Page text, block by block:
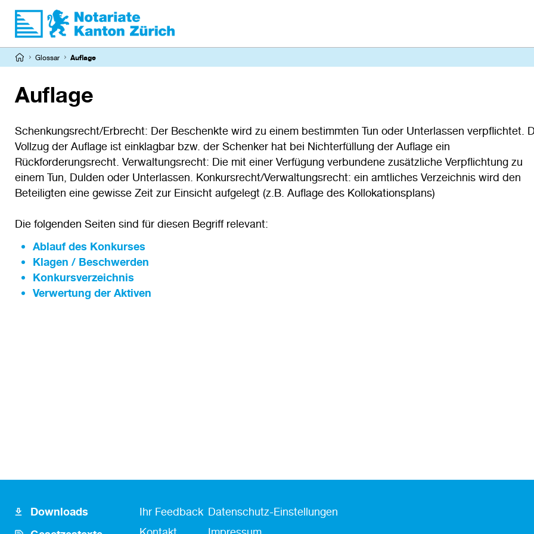
Direkt
zum
Inhalt
Pfadnavigation
Glossar Auflage
Auflage
Schenkungsrecht/Erbrecht: Der Beschenkte wird zu einem bestimmten Tun oder Unterlassen verpflichtet.
Vollzug der Auflage ist einklagbar bzw. der Schenker hat bei Nichterfüllung der Auflage ein
Rückforderungsrecht. Verwaltungsrecht: Die mit einer Verfügung verbundene zusätzliche Verpflichtung zu
einem Tun, Dulden oder Unterlassen. Konkursrecht/Verwaltungsrecht: ein amtliches Verzeichnis wird den
Beteiligten eine gewisse Zeit zur Einsicht aufgelegt (z.B. Auflage des Kollokationsplans)
Die folgenden Seiten sind für diesen Begriff relevant:
Ablauf des Konkurses
Klagen / Beschwerden
Konkursverzeichnis
Verwertung der Aktiven
Footer
Icon
Downloads
Fusszeile
Kontakt
Ihr Feedback Fußzeile
Datenschutz-Einstellungen